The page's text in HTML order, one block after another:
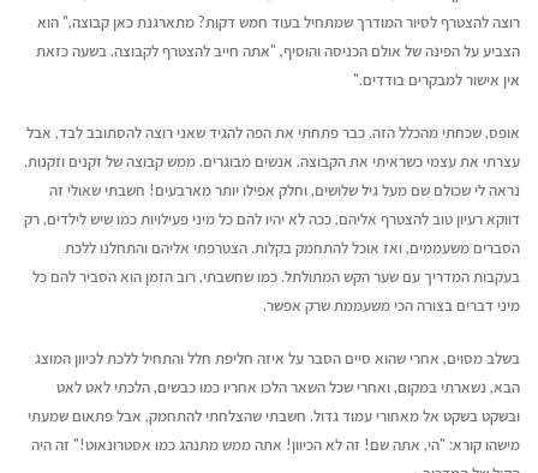
רוצה להצטרף לסיור המודרך שמתחיל בעוד חמש דקות? מתארגנת כאן קבוצה," הוא
הצביע על הפינה של אולם הכניסה והוסיף, "אתה חייב להצטרף לקבוצה. בשעה כזאת
אין אישור למבקרים בודדים."
אופס, שכחתי מהכלל הזה. כבר פתחתי את הפה להגיד שאני רוצה להסתובב לבד, אבל
עצרתי את עצמי כשראיתי את הקבוצה. אנשים מבוגרים. ממש קבוצה של זקנים וזקנות.
נראה לי שכולם שם מעל גיל שלושים, וחלק אפילו יותר מארבעים! חשבתי שאולי זה
דווקא רעיון טוב להצטרף אליהם, ככה לא יהיו להם כל מיני פעילויות כמו שיש לילדים, רק
הסברים משעממים, ואז אוכל להתחמק בקלות. הצטרפתי אליהם והתחלנו ללכת
בעקבות המדריך עם שׂער הקש המתולתל. כמו שחשבתי, רוב הזמן הוא הסביר להם כל
מיני דברים בצורה הכי משעממת שרק אפשר.
בשלב מסוים, אחרי שהוא סיים הסבר על איזה חליפת חלל והתחיל ללכת לכיוון המוצג
הבא, נשארתי במקום, ואחרי שכל השאר הלכו אחריו כמו כבשים, הלכתי לאט לאט
ובשקט בשקט אל מאחורי עמוד גדול. חשבתי שהצלחתי להתחמק, אבל פתאום שמעתי
מישהו קורא: "הי, אתה שם! זה לא הכיוון! אתה ממש מתנהג כמו אסטרונאוט!" זה היה